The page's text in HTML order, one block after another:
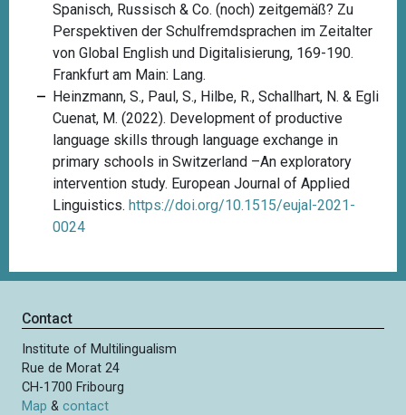
Spanisch, Russisch & Co. (noch) zeitgemäß? Zu
Perspektiven der Schulfremdsprachen im Zeitalter
von Global English und Digitalisierung, 169-190.
Frankfurt am Main: Lang.
Heinzmann, S., Paul, S., Hilbe, R., Schallhart, N. & Egli
Cuenat, M. (2022). Development of productive
language skills through language exchange in
primary schools in Switzerland –An exploratory
intervention study. European Journal of Applied
Linguistics. https://doi.org/10.1515/eujal-2021-
0024
Contact
Institute of Multilingualism
Rue de Morat 24
CH-1700 Fribourg
Map & contact